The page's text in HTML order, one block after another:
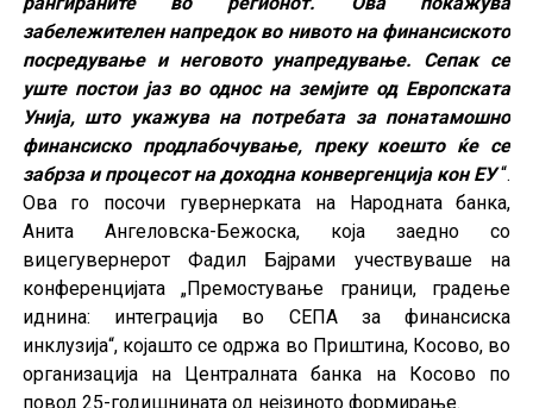
забележителен напредок во нивото на финансиското
посредување и неговото унапредување. Сепак се
уште постои јаз во однос на земјите од Европската
Унија, што укажува на потребата за понатамошно
финансиско продлабочување, преку коешто ќе се
забрза и процесот на доходна конвергенција кон ЕУ“.
Ова го посочи гувернерката на Народната банка,
Анита Ангеловска-Бежоска, која заедно со
вицегувернерот Фадил Бајрами учествуваше на
конференцијата „Премостување граници, градење
иднина: интеграција во СЕПА за финансиска
инклузија“, којашто се одржа во Приштина, Косово, во
организација на Централната банка на Косово по
повод 25-годишнината од нејзиното формирање.